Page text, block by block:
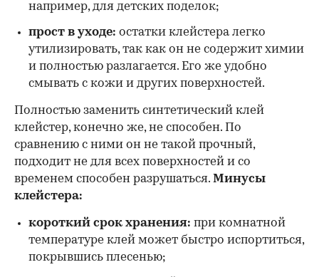
например, для детских поделок;
прост в уходе: остатки клейстера легко
утилизировать, так как он не содержит химии
и полностью разлагается. Его же удобно
смывать с кожи и других поверхностей.
Полностью заменить синтетический клей
клейстер, конечно же, не способен. По
сравнению с ними он не такой прочный,
подходит не для всех поверхностей и со
временем способен разрушаться. Минусы
клейстера:
короткий срок хранения: при комнатной
температуре клей может быстро испортиться,
покрывшись плесенью;